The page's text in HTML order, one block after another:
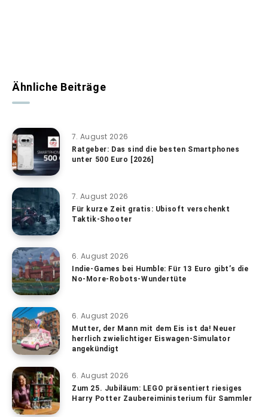
Ähnliche Beiträge
7. August 2026
Ratgeber: Das sind die besten Smartphones
unter 500 Euro [2026]
7. August 2026
Für kurze Zeit gratis: Ubisoft verschenkt
Taktik-Shooter
6. August 2026
Indie-Games bei Humble: Für 13 Euro gibt’s die
No-More-Robots-Wundertüte
6. August 2026
Mutter, der Mann mit dem Eis ist da! Neuer
herrlich zwielichtiger Eiswagen-Simulator
angekündigt
6. August 2026
Zum 25. Jubiläum: LEGO präsentiert riesiges
Harry Potter Zaubereiministerium für Sammler